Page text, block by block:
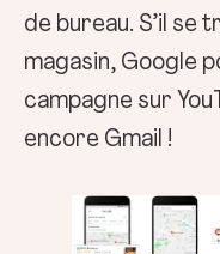
de bureau. S’il se
magasin, Google
campagne sur
encore Gmail !